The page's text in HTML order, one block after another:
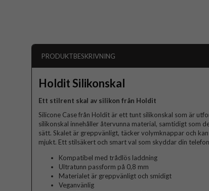
PRODUKTBESKRIVNING
Holdit Silikonskal
Ett stilrent skal av silikon från Holdit
Silicone Case från Holdit är ett tunt silikonskal som är
silikonskal innehåller återvunna material, samtidigt som
sätt. Skalet är greppvänligt, täcker volymknappar och
mjukt. Ett stilsäkert och smart val som skyddar din
Kompatibel med trådlös laddning
Ultratunn passform på 0,8 mm
Materialet är greppvänligt och smidigt
Veganvänlig